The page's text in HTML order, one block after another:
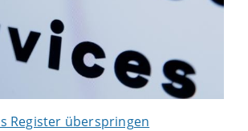
Register überspringen